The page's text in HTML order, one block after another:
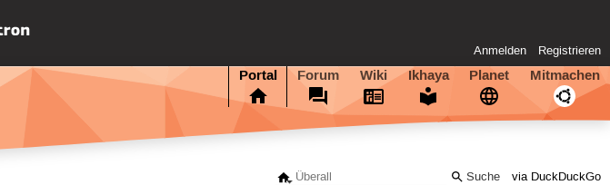
Anmelden Registrieren
Portal Forum Wiki Ikhaya Planet Mitmachen
via DuckDuckGo